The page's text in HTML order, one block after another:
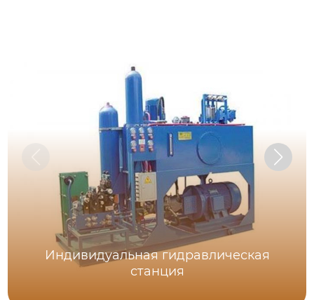
Индивидуальная гидравлическая
станция